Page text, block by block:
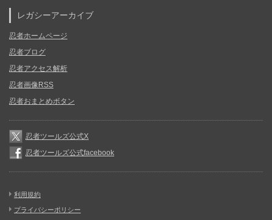
レガシーアーカイブ
忍者ホームページ
忍者ブログ
忍者アクセス解析
忍者画像RSS
忍者おまとめボタン
忍者ツールズ公式X
忍者ツールズ公式facebook
利用規約
プライバシーポリシー